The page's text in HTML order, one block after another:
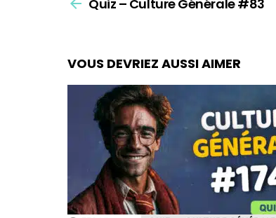
moreQuiz – Culture Générale #83
VOUS DEVRIEZ AUSSI AIMER